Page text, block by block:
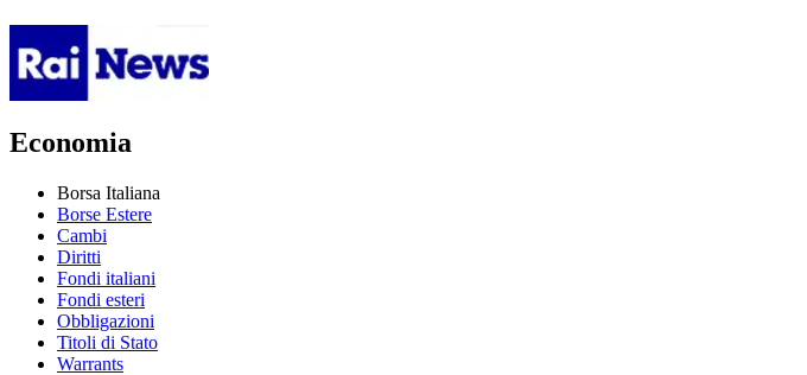
Economia
Borsa Italiana
Borse Estere
Cambi
Diritti
Fondi italiani
Fondi esteri
Obbligazioni
Titoli di Stato
Warrants